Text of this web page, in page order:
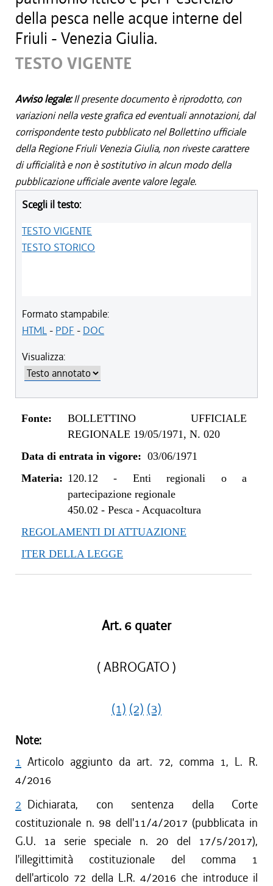
della pesca nelle acque interne del
Friuli - Venezia Giulia.
TESTO VIGENTE
Avviso legale:Il presente documento è riprodotto, con
variazioni nella veste grafica ed eventuali annotazioni, dal
corrispondente testo pubblicato nel Bollettino ufficiale
della Regione Friuli Venezia Giulia, non riveste carattere
di ufficialità e non è sostitutivo in alcun modo della
pubblicazione ufficiale avente valore legale.
Scegli il testo:
TESTO VIGENTE
TESTO STORICO
Formato stampabile:
HTML- PDF - DOC
Visualizza:
Fonte:
BOLLETTINO UFFICIALE
REGIONALE 19/05/1971, N. 020
Data di entrata in vigore: 03/06/1971
Materia: 120.12 - Enti regionali o a
partecipazione regionale
450.02 - Pesca - Acquacoltura
REGOLAMENTI DI ATTUAZIONE
ITER DELLA LEGGE
Art. 6 quater
( ABROGATO )
(1) (2) (3)
Note:
1 Articolo aggiunto da art. 72, comma 1, L. R.
4/2016
2 Dichiarata, con sentenza della Corte
costituzionale n. 98 dell'11/4/2017 (pubblicata in
G.U. 1a serie speciale n. 20 del 17/5/2017),
l'illegittimità costituzionale del comma 1
dell'articolo 72 della L.R. 4/2016 che introduce il